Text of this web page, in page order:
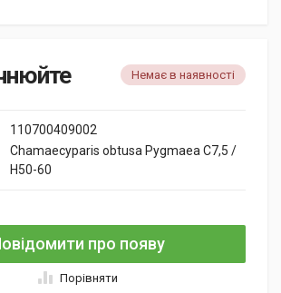
Немає в наявності
110700409002
Chamaecyparis obtusa Pygmaea C7,5 /
H50-60
про появу
Порівняти